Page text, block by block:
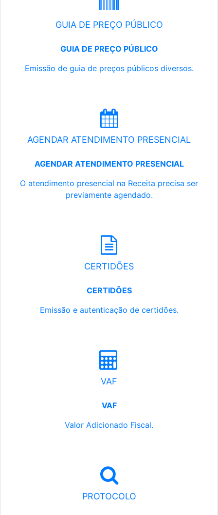
GUIA DE PREÇO PÚBLICO
GUIA DE PREÇO PÚBLICO
Emissão de guia de preços públicos diversos.
AGENDAR ATENDIMENTO PRESENCIAL
AGENDAR ATENDIMENTO PRESENCIAL
O atendimento presencial na Receita precisa ser
previamente agendado.
CERTIDÕES
CERTIDÕES
Emissão e autenticação de certidões.
VAF
VAF
Valor Adicionado Fiscal.
PROTOCOLO